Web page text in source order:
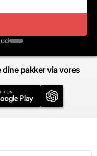
pakker via vores